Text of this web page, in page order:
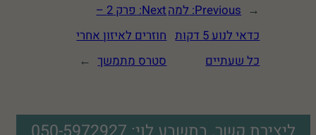
←
Previous: למה
כדאי לנוע 5 דקות
כל שעתיים
Next:
פרק 2 –
חוזרים לאיזון אחרי
סטרס מתמשך →